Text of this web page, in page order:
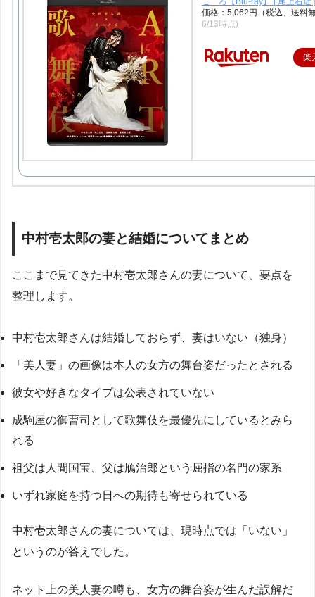
価格：5,062円（税込、送料
6/13時点)
楽
中村壱太郎の妻と結婚についてまとめ
ここまで見てきた中村壱太郎さんの妻について、要点を
整理します。
中村壱太郎さんは結婚しておらず、妻はいない（独身）
「美人妻」の画像は本人の女方の舞台姿だったとされる
彼女や好きなタイプは公表されていない
成駒屋の御曹司として歌舞伎を最優先にしているとみら
れる
祖父は人間国宝、父は鴈治郎という屈指の名門の家系
いずれ家庭を持つ日への期待も寄せられている
中村壱太郎さんの妻については、現時点では「いない」
というのが答えでした。
ネット上の美人妻の噂も、女方の舞台姿が生んだ誤解だ